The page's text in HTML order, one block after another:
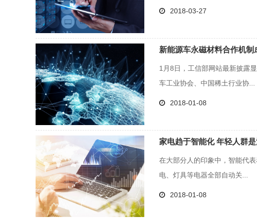
2018-03-27
新能源车永磁材料合作机制
1月8日，工信部网站最新披露
车工业协会、中国稀土行业协...
2018-01-08
家电趋于智能化 年轻人群
在大部分人的印象中，智能代
电、灯具等电器全部自动关...
2018-01-08